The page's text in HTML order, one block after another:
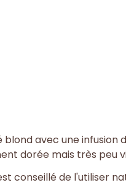
avec une
dorée mais très peu
conseillé de l'utiliser